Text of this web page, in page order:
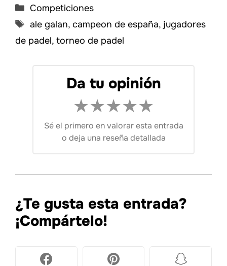
Categorías
Competiciones
Etiquetas
ale galan, campeon de españa, jugadores
de padel, torneo de padel
Da tu opinión
★★★★★
Sé el primero en valorar esta entrada
o deja una reseña detallada
¿Te gusta esta entrada?
¡Compártelo!